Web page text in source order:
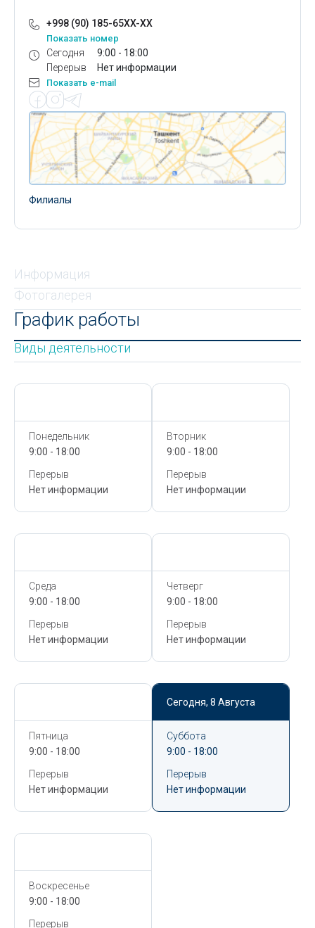
+998 (90) 185-65XX-XX
Показать номер
Сегодня
Перерыв
9:00 - 18:00
Нет информации
Показать e-mail
Филиалы
Информация
Фотогалерея
График работы
Виды деятельности
Понедельник
9:00 - 18:00
Перерыв
Нет информации
Вторник
9:00 - 18:00
Перерыв
Нет информации
Среда
9:00 - 18:00
Перерыв
Нет информации
Четверг
9:00 - 18:00
Перерыв
Нет информации
Пятница
9:00 - 18:00
Перерыв
Нет информации
Сегодня, 8 Августа
Суббота
9:00 - 18:00
Перерыв
Нет информации
Воскресенье
9:00 - 18:00
Перерыв